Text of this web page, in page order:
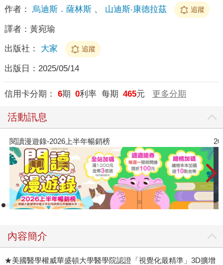
作者： 烏迪斯．薩林斯、 山迪斯‧康德拉茲 追蹤
譯者： 黃宛瑜
出版社： 大家 追蹤
出版日： 2025/05/14
信用卡分期： 6期 0利率 每期 465元 更多分期
活動訊息
閱讀漫遊錄-2026上半年暢銷榜
內容簡介
★美國醫學權威華盛頓大學醫學院認證「視覺化最精準」3D擴增